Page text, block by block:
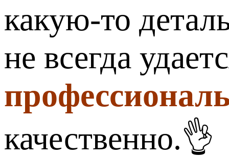
какую-то
не всегда
качественно.👌